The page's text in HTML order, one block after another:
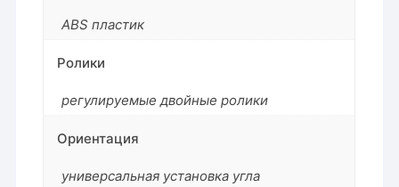
ABS пластик
Ролики
регулируемые двойные ролики
Ориентация
универсальная установка угла